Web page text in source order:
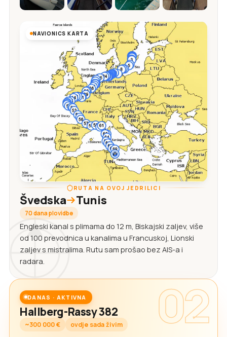
NAVIONICS KARTA
RUTA NA OVOJ JEDRILICI
Švedska Tunis
70 dana plovidbe
Engleski kanal s plimama do 12 m, Biskajski zaljev, više
od 100 prevodnica u kanalima u Francuskoj, Lionski
zaljev s mistralima. Rutu sam prošao bez AIS-a i
radara.
02
DANAS · AKTIVNA
Hallberg-Rassy 382
~300 000 € ovdje sada živim